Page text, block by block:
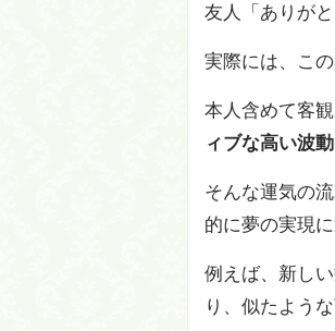
友人「ありが
実際には、こ
本人含めて客
ィブな高い波
そんな運気の
的に夢の実現
例えば、新し
り、似たよう